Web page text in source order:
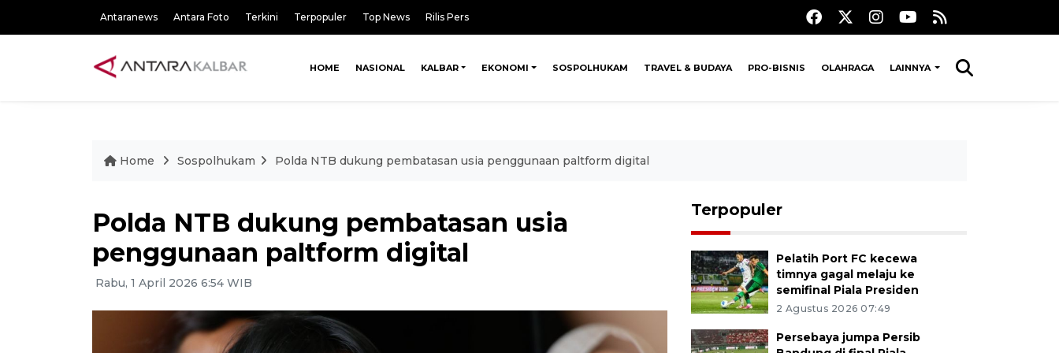
Antaranews Antara Foto Terkini Terpopuler Top News Rilis Pers
HOME NASIONAL KALBAR EKONOMI SOSPOLHUKAM TRAVEL & BUDAYA PRO-BISNIS OLAHRAGA LAINNYA
Home Sospolhukam Polda NTB dukung pembatasan usia penggunaan paltform digital
Polda NTB dukung pembatasan usia
penggunaan paltform digital
Rabu, 1 April 2026 6:54 WIB
Terpopuler
Pelatih Port FC kecewa
timnya gagal melaju ke
semifinal Piala Presiden
2 Agustus 2026 07:49
Persebaya jumpa Persib